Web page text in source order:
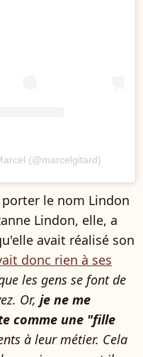
(@marcelgitard)
le nom Lindon
Lindon, elle, a
avait réalisé son
donc rien à ses
les gens se font de
Or, je ne me
comme une "fille
à leur métier. Cela